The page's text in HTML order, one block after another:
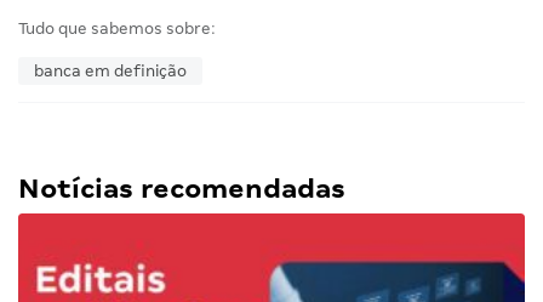
Tudo que sabemos sobre:
banca em definição
Notícias recomendadas